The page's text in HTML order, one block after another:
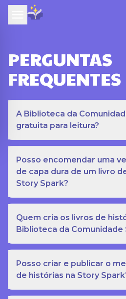
PERGUNTAS
FREQUENTES
A Biblioteca da
gratuita para leitura?
Posso encomendar uma
de capa dura de um livro
Story Spark?
Quem cria os livros de
Biblioteca da Comunidade
Posso criar e publicar o
de histórias na Story